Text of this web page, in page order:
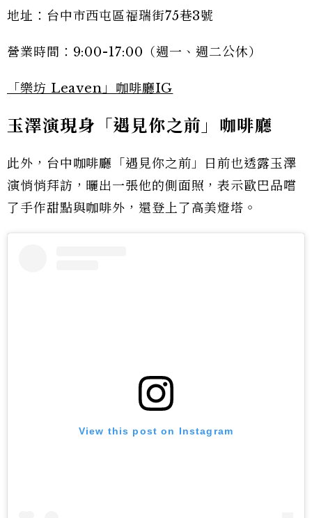
地址：台中市西屯區福瑞街75巷3號
營業時間：9:00-17:00（週一、週二公休）
「樂坊 Leaven」咖啡廳IG
玉澤演現身「遇見你之前」咖啡廳
此外，台中咖啡廳「遇見你之前」日前也透露玉澤
演悄悄拜訪，曬出一張他的側面照，表示歐巴品嚐
了手作甜點與咖啡外，還登上了高美燈塔。
View this post on Instagram